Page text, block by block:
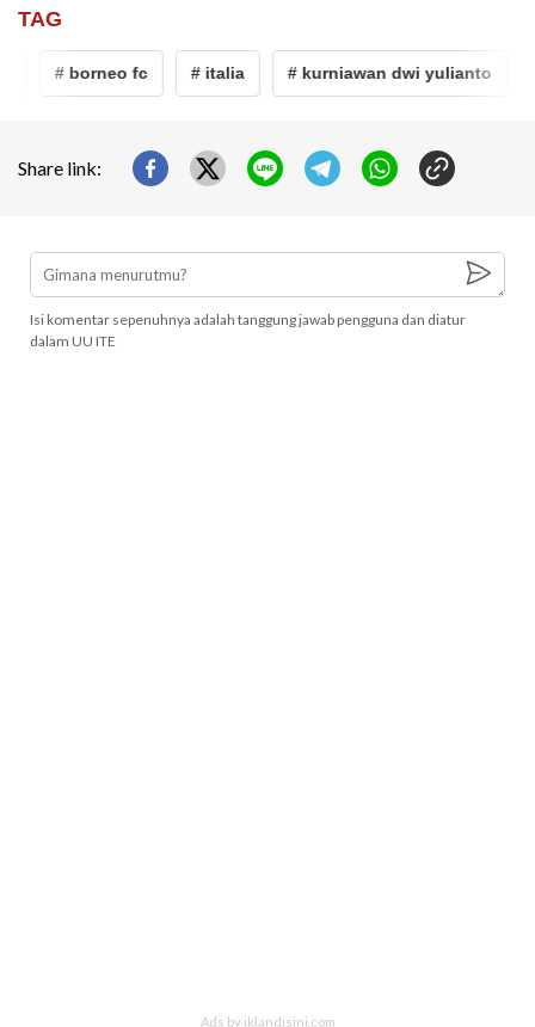
TAG
# borneo fc # italia # kurniawan dwi yulianto
Share link:
Isi komentar sepenuhnya adalah tanggung jawab pengguna dan diatur
dalam UU ITE